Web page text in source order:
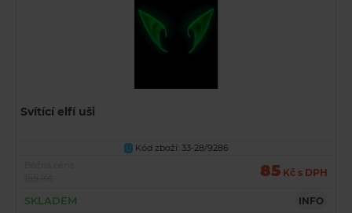
Svítící elfí uši
U Kód zboží: 33-28/9286
85 Kč s DPH
SKLADEM INFO